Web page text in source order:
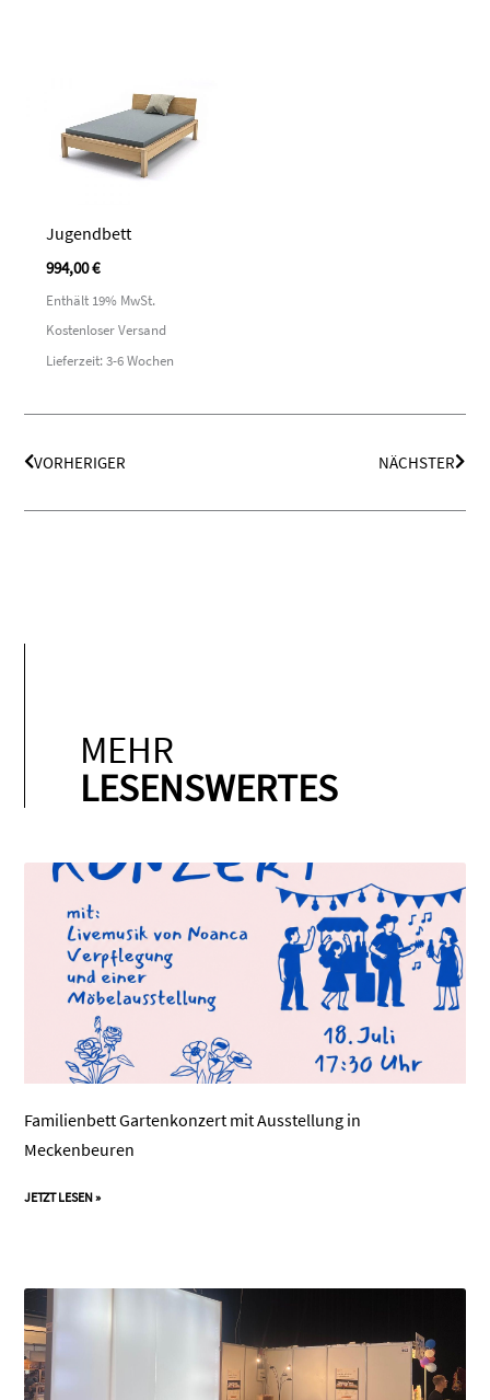
Jugendbett
994,00€
Enthält 19% MwSt.
Kostenloser Versand
Lieferzeit: 3-6 Wochen
VORHERIGER
NÄCHSTER
MEHR
LESENSWERTES
Familienbett Gartenkonzert mit Ausstellung in
Meckenbeuren
JETZT LESEN »